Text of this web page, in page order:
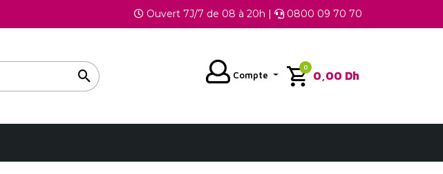
Ouvert 7J/7 de 08 à 20h | 0800 09 70 70
Compte 0,00 Dh
0